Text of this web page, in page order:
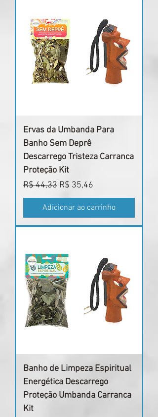
Ervas da Umbanda Para
Banho Sem Deprê
Descarrego Tristeza Carranca
Proteção Kit
Preço normal
R$ 44,33 Preço promocional
R$ 35,46
Adicionar ao carrinho
Banho de Limpeza Espiritual
Energética Descarrego
Proteção Umbanda Carranca
Kit